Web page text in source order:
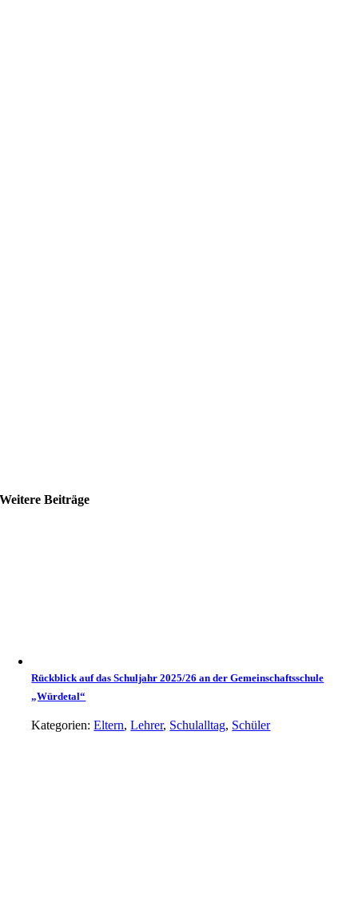
Weitere Beiträge
Rückblick auf das Schuljahr 2025/26 an der Gemeinschaftsschule
„Würdetal“
Kategorien:Eltern,Lehrer, Schulalltag, Schüler